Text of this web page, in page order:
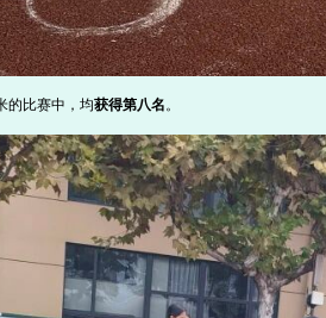
的比赛中，均获得第八名 。